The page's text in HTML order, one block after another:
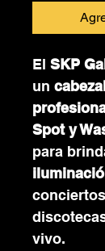
El SKP
un
Spot y
para
vivo.